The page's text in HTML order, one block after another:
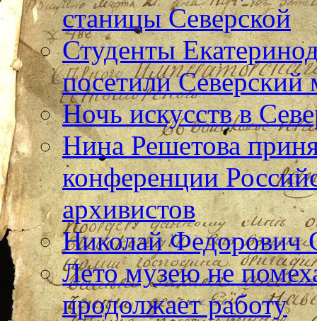
станицы Северской
Студенты
посетили Северский
Ночь искусств в
Нина Решетова
конференции
архивистов
Николай Федорович
Лето музею не
продолжает работу